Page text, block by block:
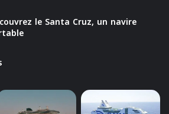
le Santa Cruz, un navire